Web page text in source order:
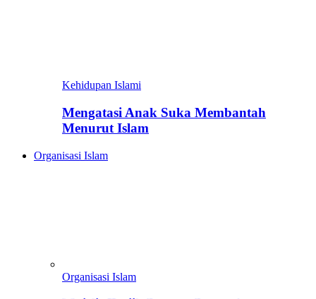
Kehidupan Islami
Mengatasi Anak Suka Membantah
Menurut Islam
Organisasi Islam
Organisasi Islam